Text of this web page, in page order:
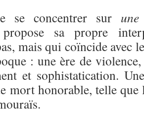
se concentrer sur
propose sa propre
mais qui coïncide avec
: une ère de
et sophistatication.
mort honorable, telle